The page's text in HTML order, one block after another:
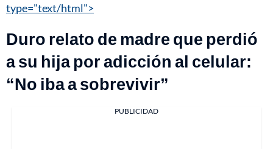
type="text/html">
Duro relato de madre que perdió
a su hija por adicción al celular:
“No iba a sobrevivir”
PUBLICIDAD